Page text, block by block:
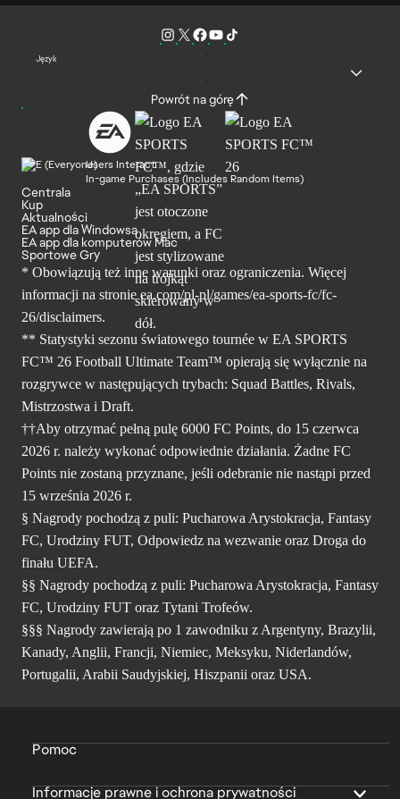
Język
Powrót na górę
Users Interact
In-game Purchases (Includes Random Items)
Centrala
Kup
Aktualności
EA app dla Windowsa
EA app dla komputerów Mac
Sportowe Gry
* Obowiązują też inne warunki oraz ograniczenia. Więcej
informacji na stronie ea.com/pl-pl/games/ea-sports-fc/fc-
26/disclaimers.
** Statystyki sezonu światowego tournée w EA SPORTS
FC™ 26 Football Ultimate Team™ opierają się wyłącznie na
rozgrywce w następujących trybach: Squad Battles, Rivals,
Mistrzostwa i Draft.
††Aby otrzymać pełną pulę 6000 FC Points, do 15 czerwca
2026 r. należy wykonać odpowiednie działania. Żadne FC
Points nie zostaną przyznane, jeśli odebranie nie nastąpi przed
15 września 2026 r.
§ Nagrody pochodzą z puli: Pucharowa Arystokracja, Fantasy
FC, Urodziny FUT, Odpowiedz na wezwanie oraz Droga do
finału UEFA.
§§ Nagrody pochodzą z puli: Pucharowa Arystokracja, Fantasy
FC, Urodziny FUT oraz Tytani Trofeów.
§§§ Nagrody zawierają po 1 zawodniku z Argentyny, Brazylii,
Kanady, Anglii, Francji, Niemiec, Meksyku, Niderlandów,
Portugalii, Arabii Saudyjskiej, Hiszpanii oraz USA.
Pomoc
Informacje prawne i ochrona prywatności